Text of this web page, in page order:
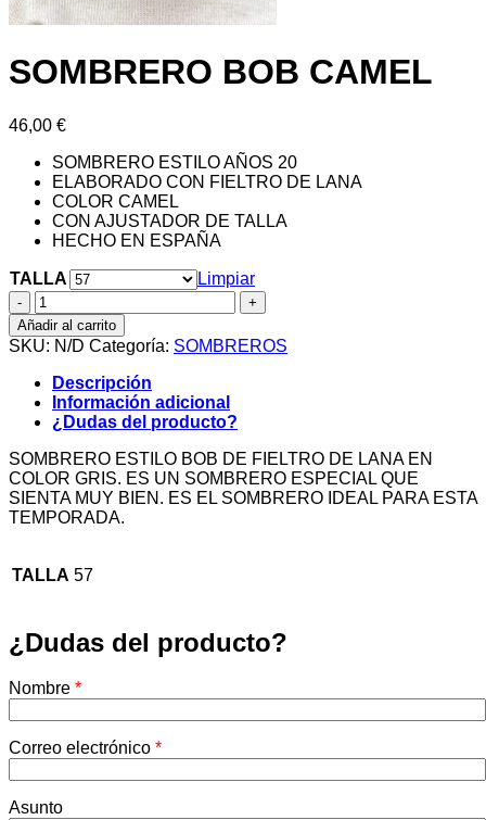
SOMBRERO BOB CAMEL
46,00 €
SOMBRERO ESTILO AÑOS 20
ELABORADO CON FIELTRO DE LANA
COLOR CAMEL
CON AJUSTADOR DE TALLA
HECHO EN ESPAÑA
TALLA
Limpiar
SOMBRERO
BOB
CAMEL
cantidad
Añadir al carrito
SKU: N/D Categoría: SOMBREROS
Descripción
Información adicional
¿Dudas del producto?
SOMBRERO ESTILO BOB DE FIELTRO DE LANA EN
COLOR GRIS. ES UN SOMBRERO ESPECIAL QUE
SIENTA MUY BIEN. ES EL SOMBRERO IDEAL PARA ESTA
TEMPORADA.
TALLA 57
¿Dudas del producto?
Nombre *
Correo electrónico *
Asunto